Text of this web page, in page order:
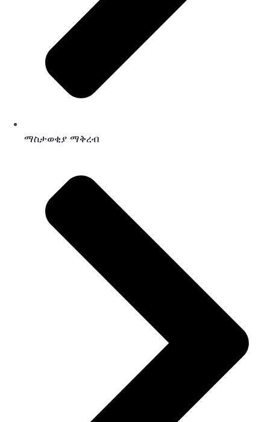
ማስታወቂያ ማቅረብ